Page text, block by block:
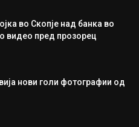
во Скопје над банка во
видео пред прозорец
нови голи фотографии од